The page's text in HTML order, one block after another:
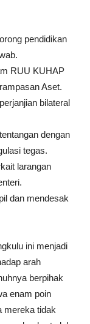
pendidikan
RUU KUHAP
Aset.
bilateral
dengan
tegas.
larangan
dan mendesak
ini menjadi
arah
berpihak
enam poin
mereka tidak